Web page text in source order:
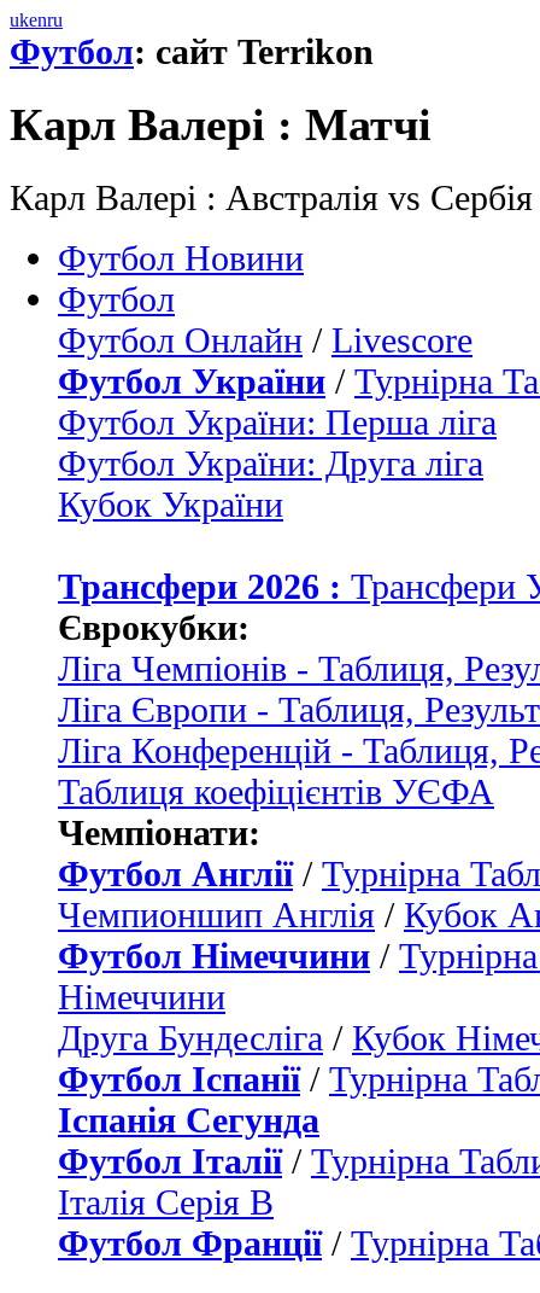
ukenru
Футбол: сайт Terrikon
Карл Валері : Матчi
Карл Валері : Австралія vs
Футбол Новини
Футбол
Футбол Онлайн / Livescore
Футбол України / Турнірна
Футбол України: Перша ліга
Футбол України: Друга ліга
Кубок України
Трансфери 2026 : Трансфери
Єврокубки:
Ліга Чемпіонів - Таблиця,
Ліга Європи - Таблиця,
Ліга Конференцій - Таблиця,
Таблиця коефіцієнтів УЄФА
Чемпіонати:
Футбол Англії/ Турнірна
Чемпионшип Англія / Кубок
Футбол Німеччини /
Німеччини
Друга Бундесліга / Кубок
Футбол Іспанії/ Турнірна
Іспанія Сегунда
Футбол Італії/ Турнірна
Італія Серія B
Футбол Франції/ Турнірна